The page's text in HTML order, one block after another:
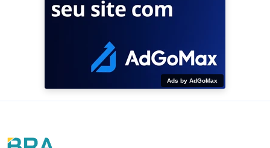
Ads by AdGoMax